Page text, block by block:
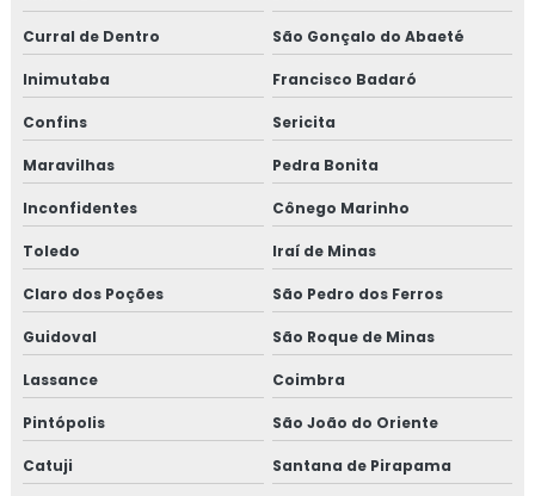
Curral de Dentro São Gonçalo do Abaeté
Inimutaba Francisco Badaró
Confins Sericita
Maravilhas Pedra Bonita
Inconfidentes Cônego Marinho
Toledo Iraí de Minas
Claro dos Poções São Pedro dos Ferros
Guidoval São Roque de Minas
Lassance Coimbra
Pintópolis São João do Oriente
Catuji Santana de Pirapama